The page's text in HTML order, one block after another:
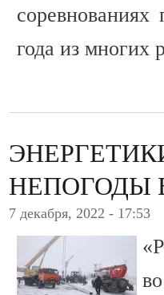
года из многих
НЕПОГОДЫ
7 декабря, 2022 - 17:53